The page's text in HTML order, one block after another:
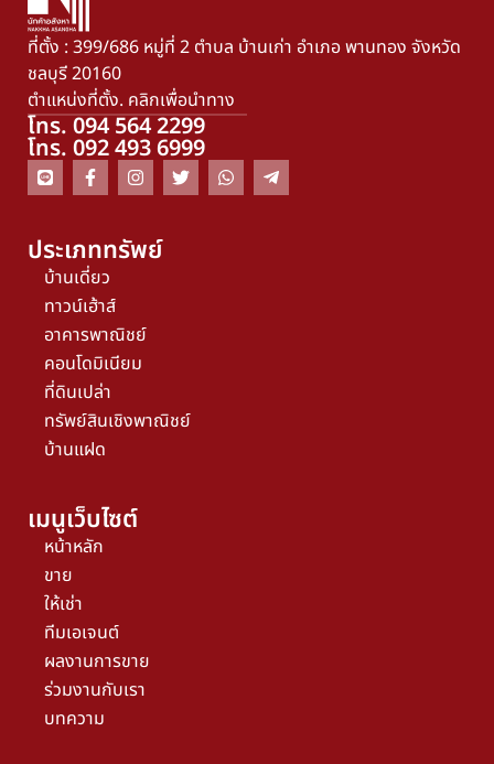
ที่ตั้ง : 399/686 หมู่ที่ 2 ตำบล บ้านเก่า อำเภอ พานทอง จังหวัด
ชลบุรี 20160
ตำแหน่งที่ตั้ง. คลิกเพื่อนำทาง
โทร. 094 564 2299
โทร. 092 493 6999
ประเภททรัพย์
บ้านเดี่ยว
ทาวน์เฮ้าส์
อาคารพาณิชย์
คอนโดมิเนียม
ที่ดินเปล่า
ทรัพย์สินเชิงพาณิชย์
บ้านแฝด
เมนูเว็บไซต์
หน้าหลัก
ขาย
ให้เช่า
ทีมเอเจนต์
ผลงานการขาย
ร่วมงานกับเรา
บทความ